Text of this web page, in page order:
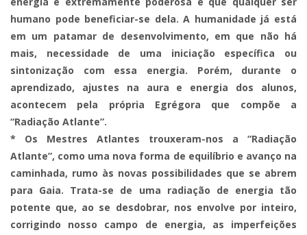
humano pode beneficiar-se dela. A humanidade já está
em um patamar de desenvolvimento, em que não há
mais, necessidade de uma iniciação específica ou
sintonização com essa energia. Porém, durante o
aprendizado, ajustes na aura e energia dos alunos,
acontecem pela própria Egrégora que compõe a
“Radiação Atlante”.
* Os Mestres Atlantes trouxeram-nos a “Radiação
Atlante”, como uma nova forma de equilíbrio e avanço na
caminhada, rumo às novas possibilidades que se abrem
para Gaia. Trata-se de uma radiação de energia tão
potente que, ao se desdobrar, nos envolve por inteiro,
corrigindo nosso campo de energia, as imperfeições